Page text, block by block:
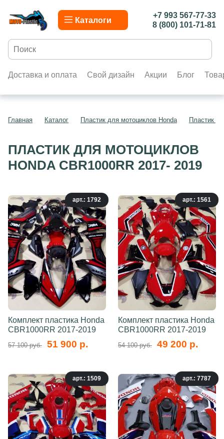
Каталоги
+7 993 567-77-33
8 (800) 101-71-81
Доставка и оплата Свой дизайн Акции Блог
Главная Каталог Пластик для мотоциклов Honda Пластик
ПЛАСТИК ДЛЯ МОТОЦИКЛОВ
HONDA CBR1000RR 2017- 2019
арт.: 1792
Комплект пластика Honda
CBR1000RR 2017-2019
57 100 руб. 51 900 р.
арт.: 1561
Комплект пластика Honda
CBR1000RR 2017-2019
54 100 руб. 49 200 р.
арт.: 1509 арт.: 7787